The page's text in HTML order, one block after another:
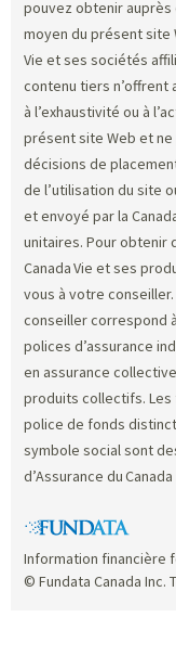
pouvez obtenir
moyen du présent site
Vie et ses sociétés
contenu tiers n’offrent
à l’exhaustivité ou à
présent site Web et
décisions de
de l’utilisation du site
et envoyé par la
unitaires. Pour obtenir
Canada Vie et ses
vous à votre
conseiller correspond
polices d’assurance
en assurance
produits collectifs. Les
police de fonds
symbole social sont
d’Assurance du Canada
Information financière
© Fundata Canada Inc.